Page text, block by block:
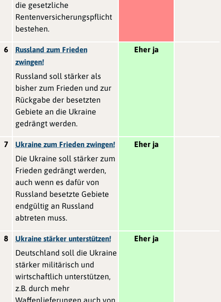
die gesetzliche
Rentenversicherungspflicht
bestehen.
6
Russland zum Frieden
zwingen!
Russland soll stärker als
bisher zum Frieden und zur
Rückgabe der besetzten
Gebiete an die Ukraine
gedrängt werden.
Eher ja
7 Ukraine zum Frieden zwingen!
Die Ukraine soll stärker zum
Frieden gedrängt werden,
auch wenn es dafür von
Russland besetzte Gebiete
endgültig an Russland
abtreten muss.
Eher ja
8 Ukraine stärker unterstützen!
Deutschland soll die Ukraine
stärker militärisch und
wirtschaftlich unterstützen,
z.B. durch mehr
Waffenlieferungen auch von
Eher ja